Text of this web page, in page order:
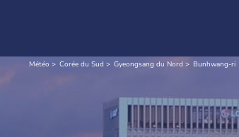
Météo Corée du Sud Gyeongsang du Nord Bunhwang-ri